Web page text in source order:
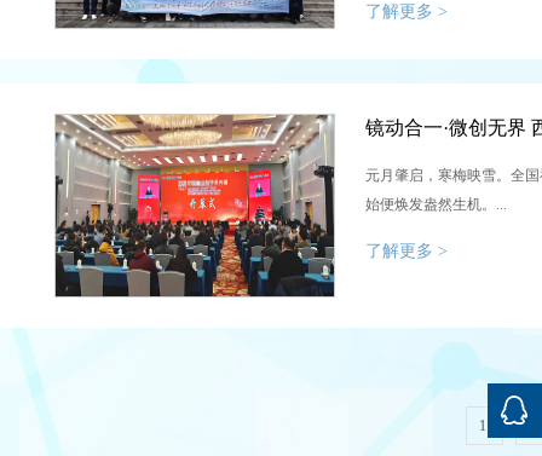
了解更多 >
元月肇启，寒梅映雪。全
始便焕发盎然生机。...
了解更多 >
1